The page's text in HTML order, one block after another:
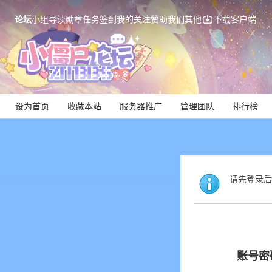
论坛小组导读勋章任务签到我的关注赞助我们其他 下载客户端
设为首页 收藏本站 服务器推广 管理团队 排行榜
请先登录
账号